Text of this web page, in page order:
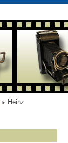
Heinz